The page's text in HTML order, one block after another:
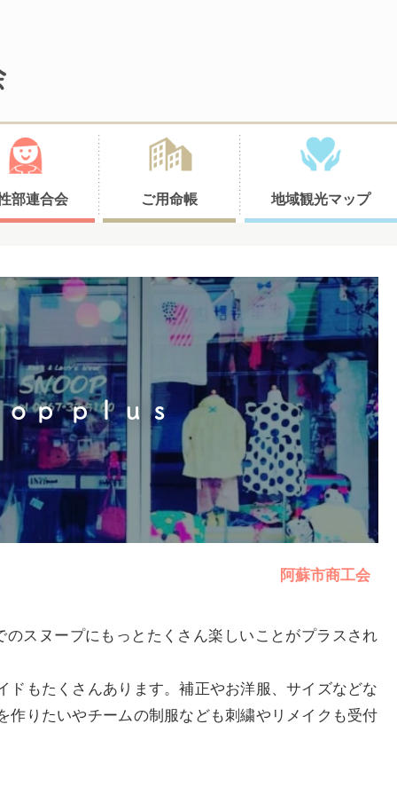
部連合会 ご用命帳 地域観光マップ
ｐ ｐｌｕｓ
阿蘇市商工会
スヌープにもっとたくさん楽しいことがプラスされ
もたくさんあります。補正やお洋服、サイズなどな
りたいやチームの制服なども刺繍やリメイクも受付